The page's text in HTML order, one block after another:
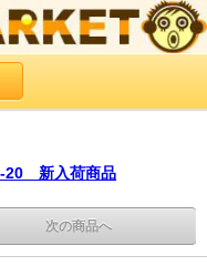
20 新入荷商品
次の商品へ